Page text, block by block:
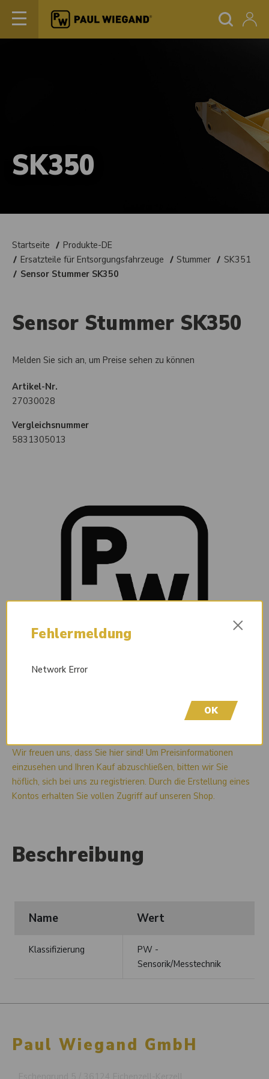
SK350
Startseite
Produkte-DE
Ersatzteile für Entsorgungsfahrzeuge
Stummer
SK351
Sensor Stummer SK350
Sensor Stummer SK350
Melden Sie sich an, um Preise sehen zu können
Artikel-Nr.
27030028
Vergleichsnummer
5831305013
Wir freuen uns, dass Sie hier sind! Um Preisinformationen
einzusehen und Ihren Kauf abzuschließen, bitten wir Sie
höflich, sich bei uns zu registrieren. Durch die Erstellung eines
Kontos erhalten Sie vollen Zugriff auf unseren Shop.
Beschreibung
Name Wert
Klassifizierung
PW -
Sensorik/Messtechnik
Paul Wiegand GmbH
Fehlermeldung ×
Network Error
OK